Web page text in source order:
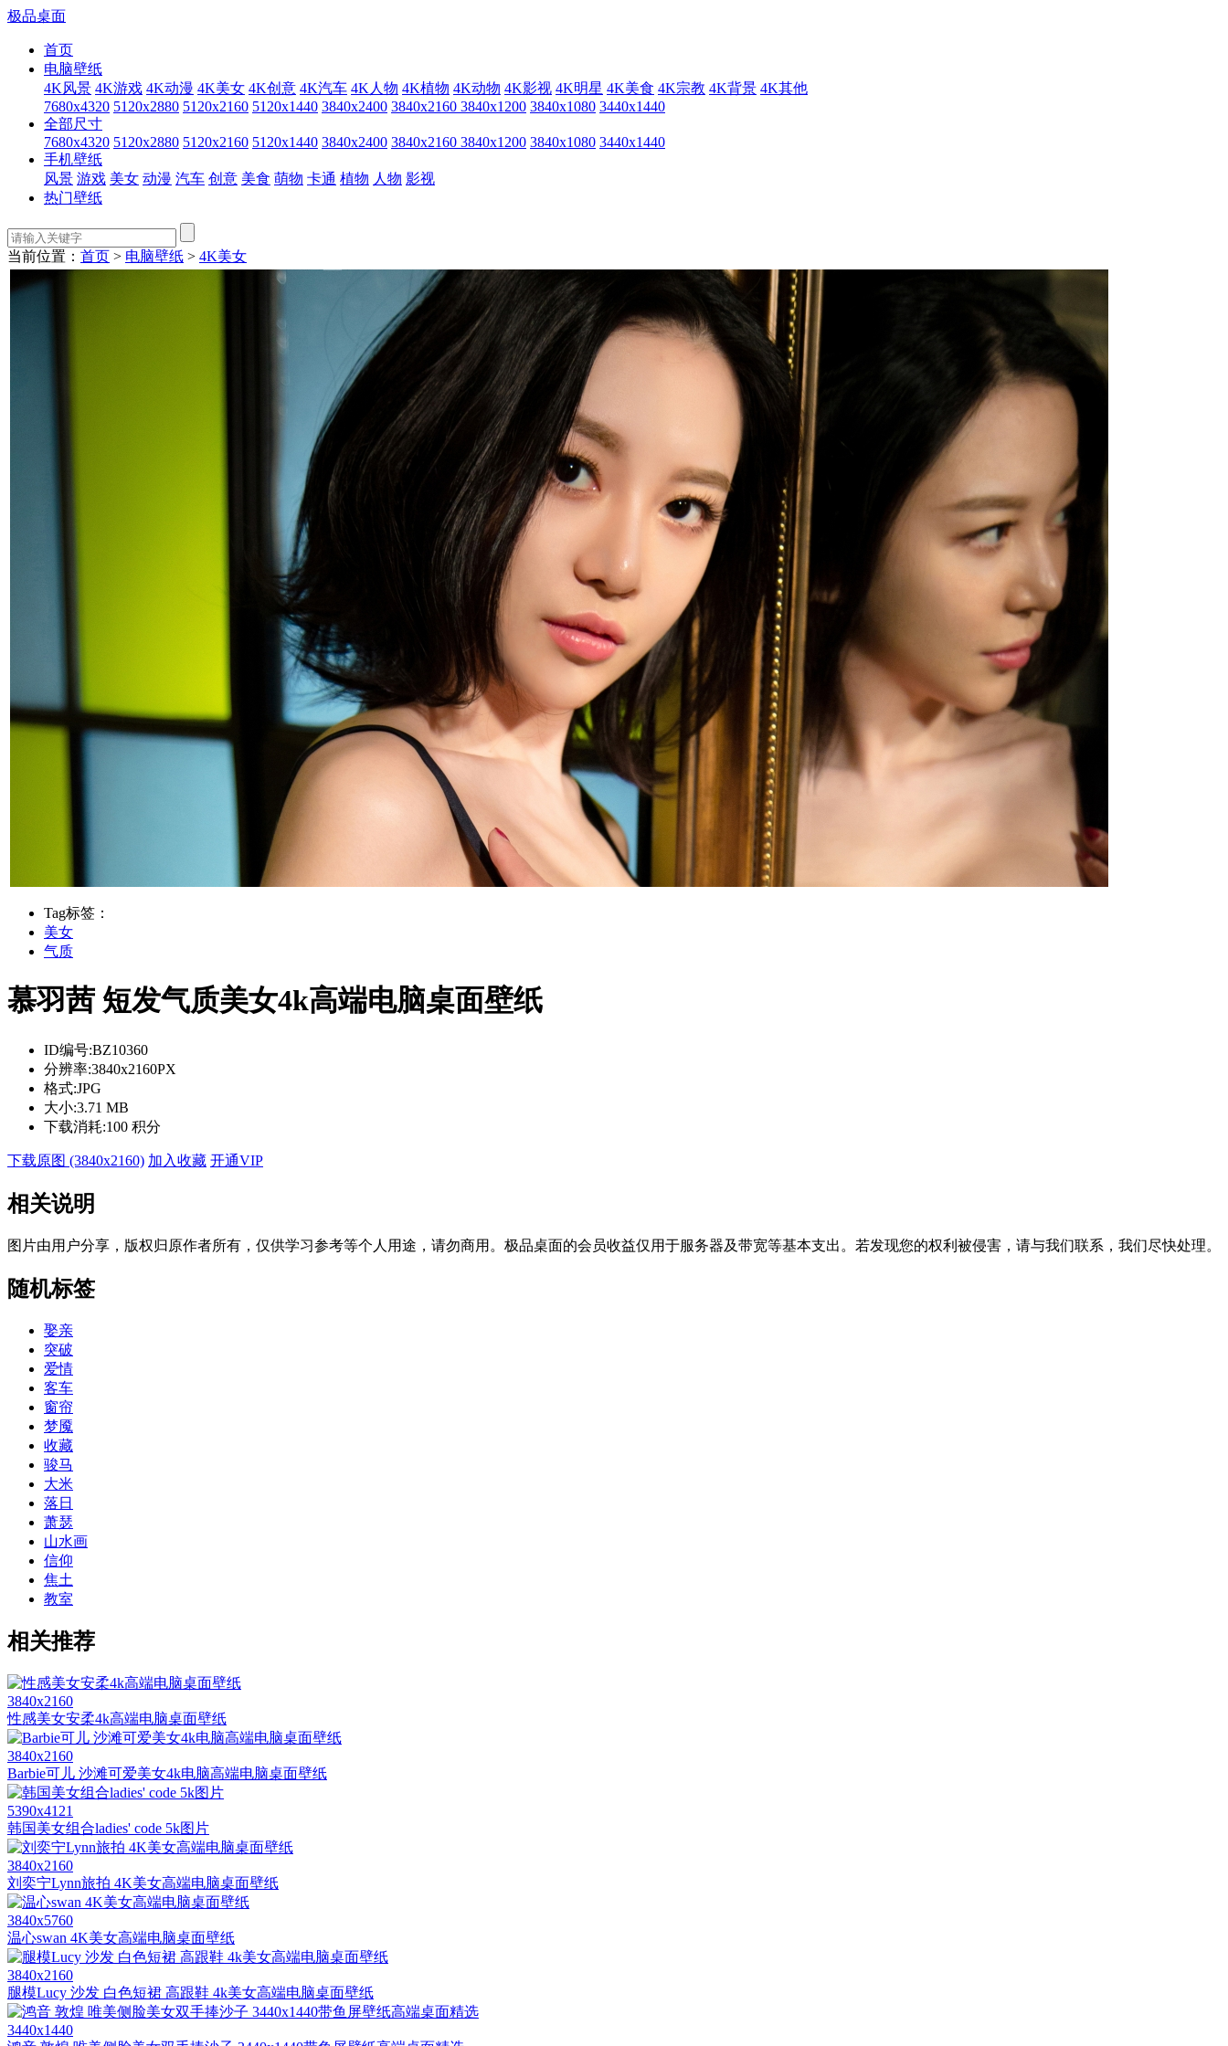
极品桌面
首页
电脑壁纸
4K风景 4K游戏 4K动漫 4K美女 4K创意 4K汽车 4K人物 4K植物 4K动物 4K影视 4K明星 4K美食 4K宗教 4K背景 4K其他
7680x4320 5120x2880 5120x2160 5120x1440 3840x2400 3840x2160 3840x1200 3840x1080 3440x1440
全部尺寸
7680x4320 5120x2880 5120x2160 5120x1440 3840x2400 3840x2160 3840x1200 3840x1080 3440x1440
手机壁纸
风景 游戏 美女 动漫 汽车 创意 美食 萌物 卡通 植物 人物 影视
热门壁纸
当前位置： 首页 > 电脑壁纸 > 4K美女
Tag标签：
美女
气质
慕羽茜 短发气质美女4k高端电脑桌面壁纸
ID编号:BZ10360
分辨率:3840x2160PX
格式:JPG
大小:3.71 MB
下载消耗:100 积分
下载原图 (3840x2160) 加入收藏 开通VIP
相关说明
图片由用户分享，版权归原作者所有，仅供学习参考等个人用途，请勿商用。极品桌面的会员收益仅用于服务器及带宽等基本支出。若发现您的权利被侵害，请与我们联系，我们尽快处理。
随机标签
娶亲
突破
爱情
客车
窗帘
梦魇
收藏
骏马
大米
落日
萧瑟
山水画
信仰
焦土
教室
相关推荐
3840x2160
性感美女安柔4k高端电脑桌面壁纸
3840x2160
Barbie可儿 沙滩可爱美女4k电脑高端电脑桌面壁纸
5390x4121
韩国美女组合ladies' code 5k图片
3840x2160
刘奕宁Lynn旅拍 4K美女高端电脑桌面壁纸
3840x5760
温心swan 4K美女高端电脑桌面壁纸
3840x2160
腿模Lucy 沙发 白色短裙 高跟鞋 4k美女高端电脑桌面壁纸
3440x1440